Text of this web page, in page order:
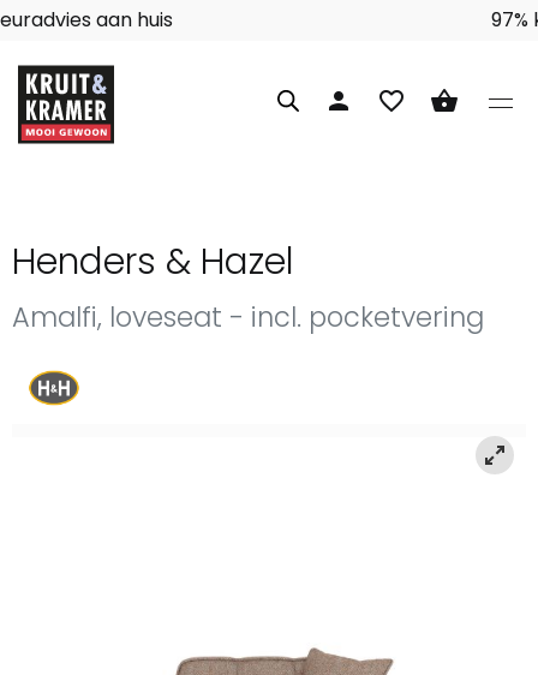
person favorite_border shopping_basket
Henders & Hazel
Amalfi, loveseat - incl. pocketvering